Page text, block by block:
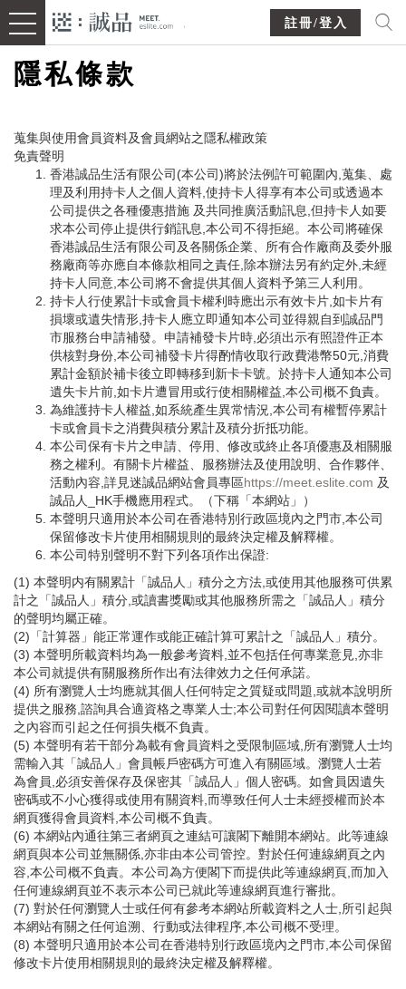
註冊/登入
隱私條款
蒐集與使用會員資料及會員網站之隱私權政策
免責聲明
香港誠品生活有限公司(本公司)將於法例許可範圍內,蒐集、處
理及利用持卡人之個人資料,使持卡人得享有本公司或透過本
公司提供之各種優惠措施 及共同推廣活動訊息,但持卡人如要
求本公司停止提供行銷訊息,本公司不得拒絕。本公司將確保
香港誠品生活有限公司及各關係企業、所有合作廠商及委外服
務廠商等亦應自本條款相同之責任,除本辦法另有約定外,未經
持卡人同意,本公司將不會提供其個人資料予第三人利用。
持卡人行使累計卡或會員卡權利時應出示有效卡片,如卡片有
損壞或遺失情形,持卡人應立即通知本公司並得親自到誠品門
市服務台申請補發。申請補發卡片時,必須出示有照證件正本
供核對身份,本公司補發卡片得酌情收取行政費港幣50元,消費
累計金額於補卡後立即轉移到新卡卡號。於持卡人通知本公司
遺失卡片前,如卡片遭冒用或行使相關權益,本公司概不負責。
為維護持卡人權益,如系統產生異常情況,本公司有權暫停累計
卡或會員卡之消費與積分累計及積分折抵功能。
本公司保有卡片之申請、停用、修改或終止各項優惠及相關服
務之權利。有關卡片權益、服務辦法及使用說明、合作夥伴、
活動內容,詳見迷誠品網站會員專區https://meet.eslite.com 及
誠品人_HK手機應用程式。（下稱「本網站」）
本聲明只適用於本公司在香港特別行政區境內之門市,本公司
保留修改卡片使用相關規則的最終決定權及解釋權。
本公司特別聲明不對下列各項作出保證:
(1) 本聲明内有關累計「誠品人」積分之方法,或使用其他服務可供累
計之「誠品人」積分,或讀書獎勵或其他服務所需之「誠品人」積分
的聲明均屬正確。
(2)「計算器」能正常運作或能正確計算可累計之「誠品人」積分。
(3) 本聲明所載資料均為一般參考資料,並不包括任何專業意見,亦非
本公司就提供有關服務所作出有法律效力之任何承諾。
(4) 所有瀏覽人士均應就其個人任何特定之質疑或問題,或就本說明所
提供之服務,諮詢具合適資格之專業人士;本公司對任何因閱讀本聲明
之內容而引起之任何損失概不負責。
(5) 本聲明有若干部分為載有會員資料之受限制區域,所有瀏覽人士均
需輸入其「誠品人」會員帳戶密碼方可進入有關區域。瀏覽人士若
為會員,必須安善保存及保密其「誠品人」個人密碼。如會員因遺失
密碼或不小心獲得或使用有關資料,而導致任何人士未經授權而於本
網頁獲得會員資料,本公司概不負責。
(6) 本網站內通往第三者網頁之連結可讓閣下離開本網站。此等連線
網頁與本公司並無關係,亦非由本公司管控。對於任何連線網頁之內
容,本公司概不負責。本公司為方便閣下而提供此等連線網頁,而加入
任何連線網頁並不表示本公司已就此等連線網頁進行審批。
(7) 對於任何瀏覽人士或任何有參考本網站所載資料之人士,所引起與
本網站有關之任何追溯、行動或法律程序,本公司概不受理。
(8) 本聲明只適用於本公司在香港特別行政區境內之門市,本公司保留
修改卡片使用相關規則的最終決定權及解釋權。